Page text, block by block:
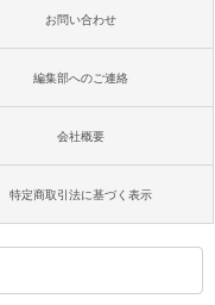
お問い合わせ
編集部へのご連絡
会社概要
特定商取引法に基づく表示